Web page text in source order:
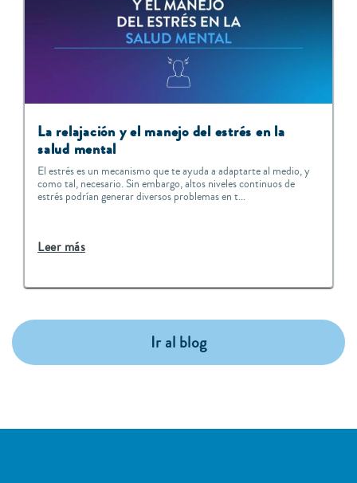
La relajación y el manejo del estrés en la
salud mental
El estrés es un mecanismo que te ayuda a adaptarte al medio, y
como tal, necesario. Sin embargo, altos niveles continuos de
estrés podrían generar diversos problemas en t...
Leer más
Ir al blog